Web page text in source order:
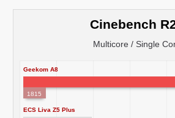
Cinebench
Multicore / Single
Geekom A8
1815
ECS Liva Z5 Plus